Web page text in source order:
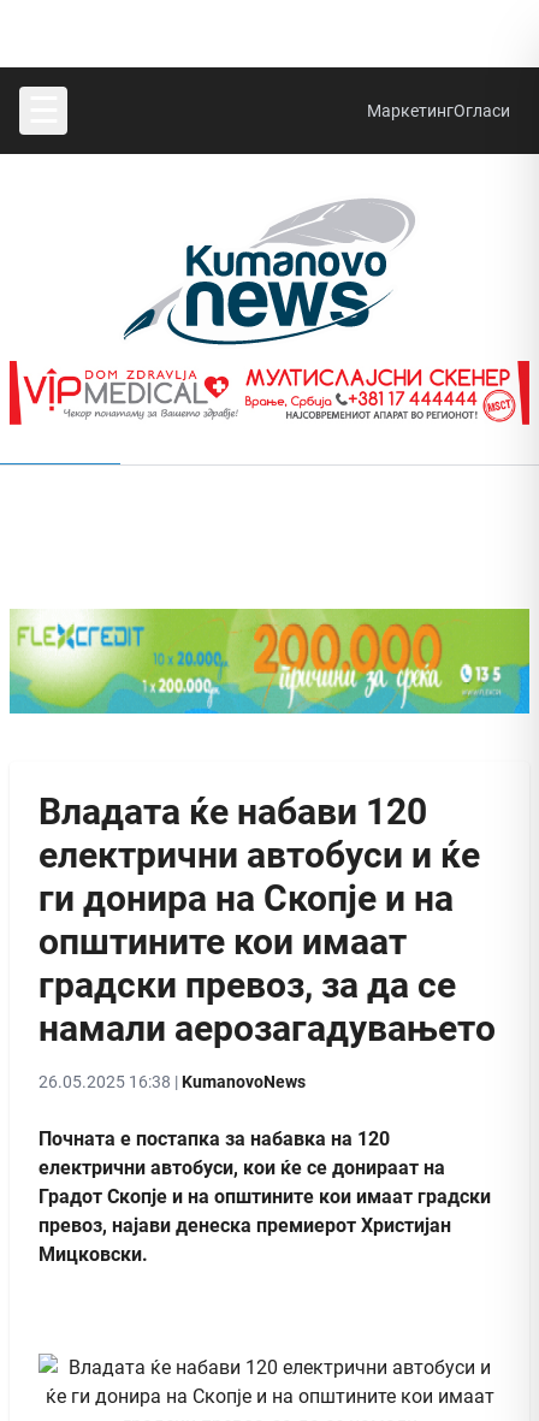
МаркетингОгласи
Владата ќе набави 120
електрични автобуси и ќе
ги донира на Скопје и на
општините кои имаат
градски превоз, за да се
намали аерозагадувањето
26.05.2025 16:38 |KumanovoNews
Почната е постапка за набавка на 120
електрични автобуси, кои ќе се донираат на
Градот Скопје и на општините кои имаат градски
превоз, најави денеска премиерот Христијан
Мицковски.